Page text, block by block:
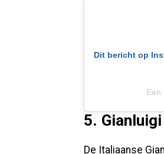
Dit bericht op
Een
5.
De Italiaanse